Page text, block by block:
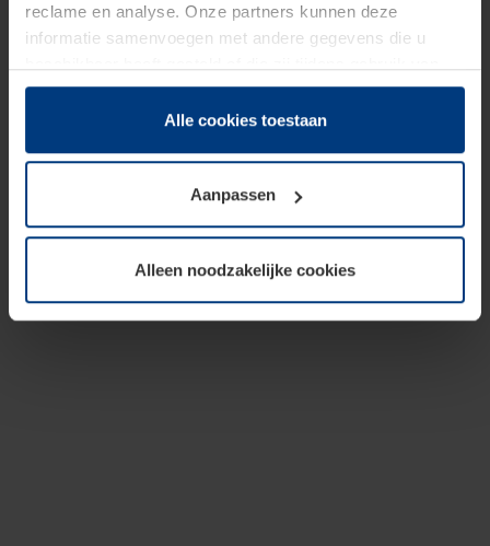
reclame en analyse. Onze partners kunnen deze
informatie samenvoegen met andere gegevens die u
hun diensten hebben verzameld.
Juridisch hebben wij het recht om cookies op uw
van deze pagina's absoluut vereist is. Voor alle andere
soorten cookies is uw toestemming benodigd. Uw
toestemming kunt u op elk moment bij de uitleg van de
wijzigen of herroepen.
Alle cookies toestaan
Aanpassen
Alleen noodzakelijke cookies